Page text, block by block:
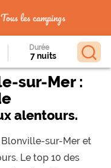
Tous les campings
Durée
sur-Mer :
alentours.
sur-Mer et
Le top 10 des